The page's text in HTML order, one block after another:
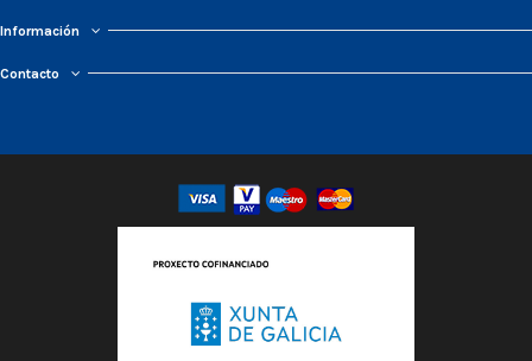
Información
Contacto